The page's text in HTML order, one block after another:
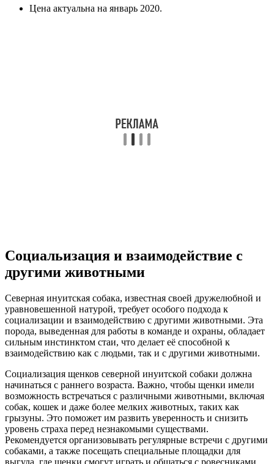
Цена актуальна на январь 2020.
Социальизация и взаимодействие с
другими животными
Северная инуитская собака, известная своей дружелюбной и
уравновешенной натурой, требует особого подхода к
социализации и взаимодействию с другими животными. Эта
порода, выведенная для работы в команде и охраны, обладает
сильным инстинктом стаи, что делает её способной к
взаимодействию как с людьми, так и с другими животными.
Социализация щенков северной инуитской собаки должна
начинаться с раннего возраста. Важно, чтобы щенки имели
возможность встречаться с различными животными, включая
собак, кошек и даже более мелких животных, таких как
грызуны. Это поможет им развить уверенность и снизить
уровень страха перед незнакомыми существами.
Рекомендуется организовывать регулярные встречи с другими
собаками, а также посещать специальные площадки для
выгула, где щенки смогут играть и общаться с ровесниками.